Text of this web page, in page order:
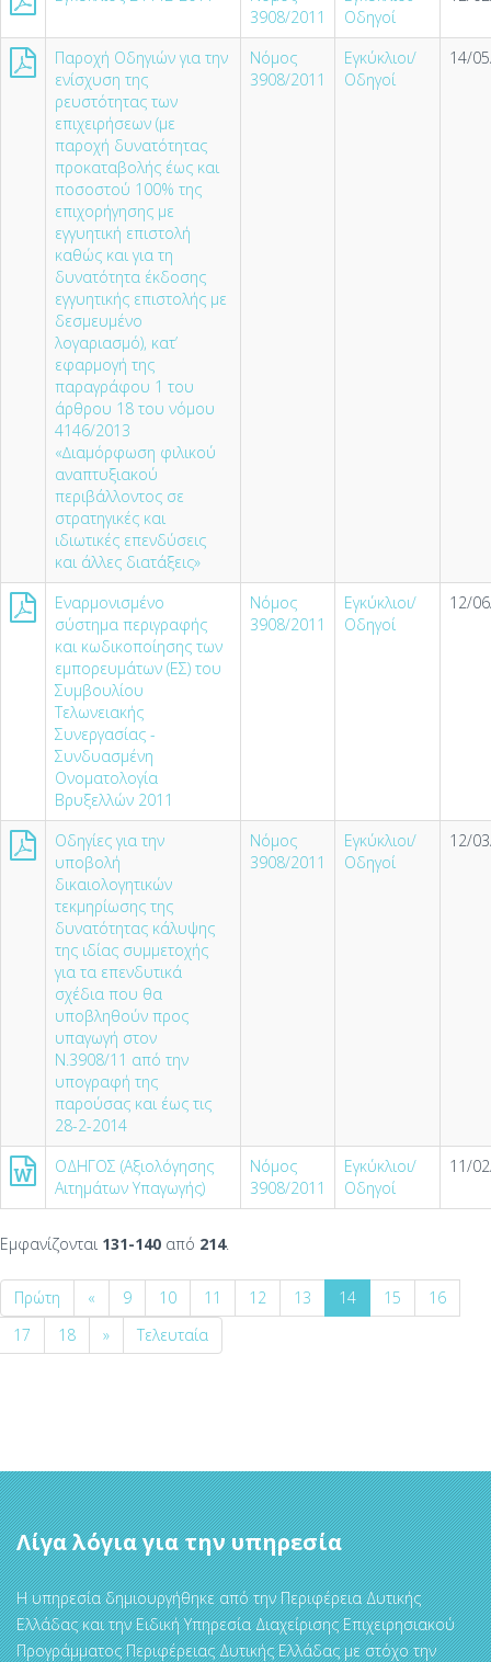
3908/2011
Οδηγοί
Παροχή Οδηγιών για την
ενίσχυση της
ρευστότητας των
επιχειρήσεων (µε
παροχή δυνατότητας
προκαταβολής έως και
ποσοστού 100% της
επιχορήγησης µε
εγγυητική επιστολή
καθώς και για τη
δυνατότητα έκδοσης
εγγυητικής επιστολής µε
δεσµευµένο
λογαριασµό), κατ’
εφαρµογή της
παραγράφου 1 του
άρθρου 18 του νόµου
4146/2013
«∆ιαµόρφωση φιλικού
αναπτυξιακού
περιβάλλοντος σε
στρατηγικές και
ιδιωτικές επενδύσεις
και άλλες διατάξεις»
Νόμος
3908/2011
Εγκύκλιοι/
Οδηγοί
14/
Εναρμονισμένο
σύστημα περιγραφής
και κωδικοποίησης των
εμπορευμάτων (ΕΣ) του
Συμβουλίου
Τελωνειακής
Συνεργασίας -
Συνδυασμένη
Ονοματολογία
Βρυξελλών 2011
Νόμος
3908/2011
Εγκύκλιοι/
Οδηγοί
12/
Οδηγίες για την
υποβολή
δικαιολογητικών
τεκµηρίωσης της
δυνατότητας κάλυψης
της ιδίας συµµετοχής
για τα επενδυτικά
σχέδια που θα
υποβληθούν προς
υπαγωγή στον
Ν.3908/11 από την
υπογραφή της
παρούσας και έως τις
28-2-2014
Νόμος
3908/2011
Εγκύκλιοι/
Οδηγοί
12/
ΟΔΗΓΟΣ (Αξιολόγησης
Αιτημάτων Υπαγωγής)
Νόμος
3908/2011
Εγκύκλιοι/
Οδηγοί
11/
Εμφανίζονται 131-140 από 214.
Πρώτη « 9 10 11 12 13 14 15
16
17
18 » Τελευταία
Λίγα λόγια για την υπηρεσία
Η υπηρεσία δημιουργήθηκε από την Περιφέρεια Δυτικής
Ελλάδας και την Ειδική Υπηρεσία Διαχείρισης Επιχειρησιακού
Προγράμματος Περιφέρειας Δυτικής Ελλάδας με στόχο την